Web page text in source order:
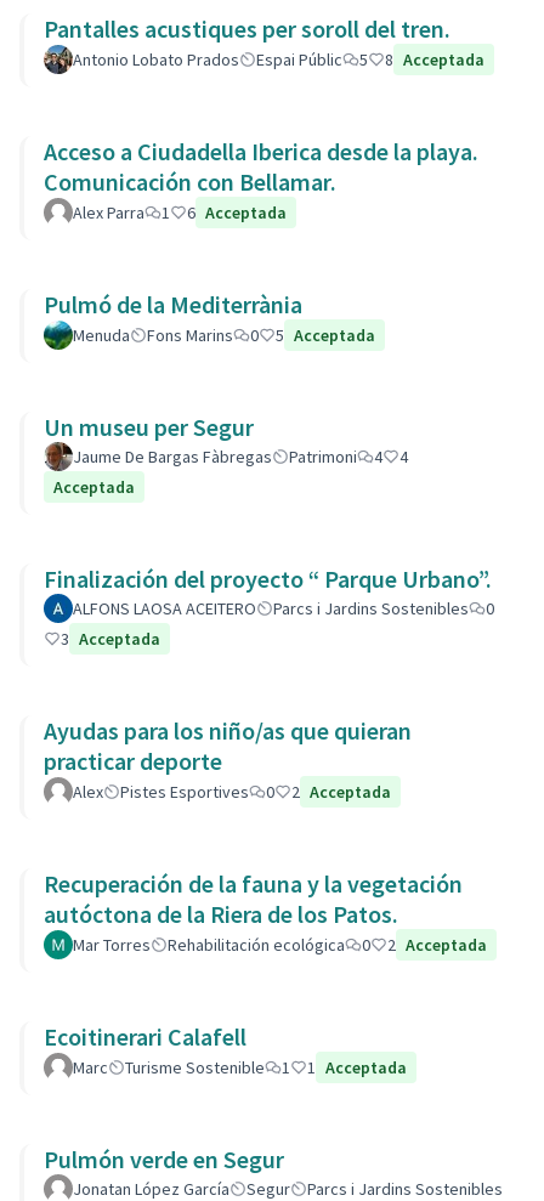
Pantalles acustiques per soroll del tren.
Antonio Lobato Prados Espai Públic 5 8 Acceptada
Acceso a Ciudadella Iberica desde la playa.
Comunicación con Bellamar.
Alex Parra 1 6 Acceptada
Pulmó de la Mediterrània
Menuda Fons Marins 0 5 Acceptada
Un museu per Segur
Jaume De Bargas Fàbregas Patrimoni 4
4
Acceptada
Finalización del proyecto “ Parque Urbano”.
ALFONS LAOSA ACEITERO Parcs i Jardins Sostenibles
0
3 Acceptada
Ayudas para los niño/as que quieran
practicar deporte
Alex Pistes Esportives 0 2 Acceptada
Recuperación de la fauna y la vegetación
autóctona de la Riera de los Patos.
Mar Torres Rehabilitación ecológica 0 2 Acceptada
Ecoitinerari Calafell
Marc Turisme Sostenible 1 1 Acceptada
Pulmón verde en Segur
Jonatan López García Segur
Parcs i Jardins Sostenibles